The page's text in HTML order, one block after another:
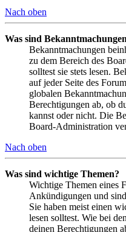
Nach oben
Was sind
Bekanntmachungen
zu dem Bereich des
solltest sie stets lesen.
auf jeder Seite des
globalen
Berechtigungen ab, ob
kannst oder nicht. Die
Board-Administration
Nach oben
Was sind wichtige Themen?
Wichtige Themen eines
Ankündigungen und
Sie haben meist einen
lesen solltest. Wie bei
deinen Berechtigungen